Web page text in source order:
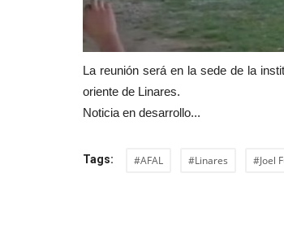
La reunión será en la sede de la
oriente de Linares.
Noticia en desarrollo...
Tags: #AFAL #Linares #Joel